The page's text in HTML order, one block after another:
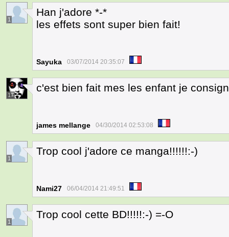
1
Han j'adore *-*
les effets sont super bien fait!
Sayuka 03/07/2014 20:35:07
17
c'est bien fait mes les enfant je
james mellange 04/30/2014 02:53:08
1
Trop cool j'adore ce manga!!!!!!:-)
Nami27 06/04/2014 21:49:51
1
Trop cool cette BD!!!!!:-) =-O